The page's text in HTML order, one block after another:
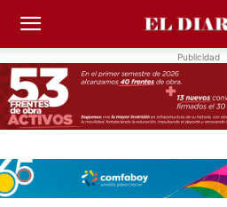
Publicidad